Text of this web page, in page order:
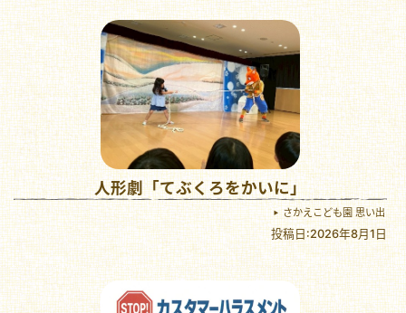
人形劇「てぶくろをかいに」
さかえこども園 思い出
投稿日:2026年8月1日